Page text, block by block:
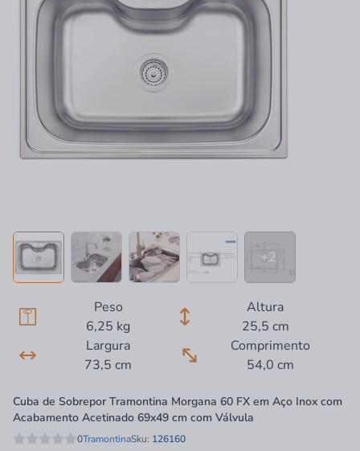
+2
Peso
6,25 kg
Altura
25,5 cm
Largura
73,5 cm
Comprimento
54,0 cm
Cuba de Sobrepor Tramontina Morgana 60 FX em Aço Inox com
Acabamento Acetinado 69x49 cm com Válvula
0TramontinaSku: 126160